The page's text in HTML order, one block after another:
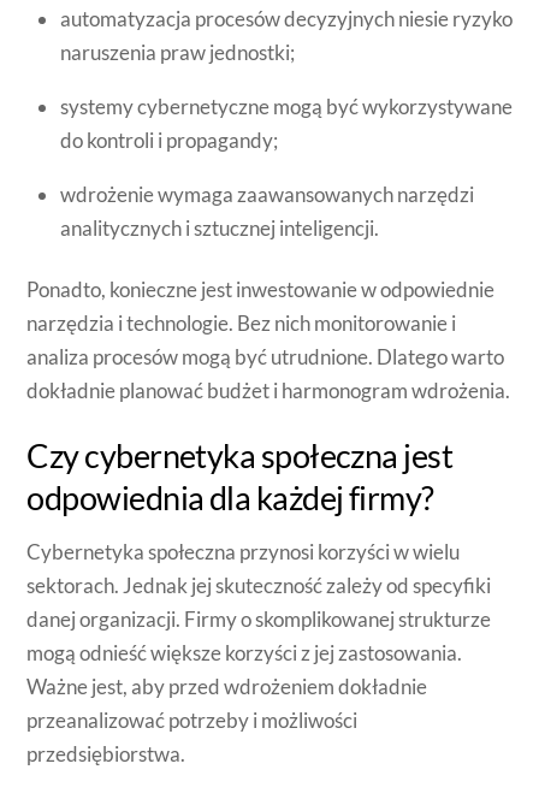
automatyzacja procesów decyzyjnych niesie ryzyko
naruszenia praw jednostki;
systemy cybernetyczne mogą być wykorzystywane
do kontroli i propagandy;
wdrożenie wymaga zaawansowanych narzędzi
analitycznych i sztucznej inteligencji.
Ponadto, konieczne jest inwestowanie w odpowiednie
narzędzia i technologie. Bez nich monitorowanie i
analiza procesów mogą być utrudnione. Dlatego warto
dokładnie planować budżet i harmonogram wdrożenia.
Czy cybernetyka społeczna jest
odpowiednia dla każdej firmy?
Cybernetyka społeczna przynosi korzyści w wielu
sektorach. Jednak jej skuteczność zależy od specyfiki
danej organizacji. Firmy o skomplikowanej strukturze
mogą odnieść większe korzyści z jej zastosowania.
Ważne jest, aby przed wdrożeniem dokładnie
przeanalizować potrzeby i możliwości
przedsiębiorstwa.